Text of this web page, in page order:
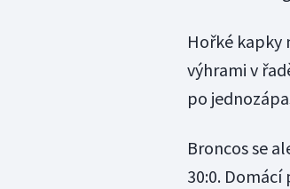
Hořké kapky
výhrami v
po
Broncos se
30:0.